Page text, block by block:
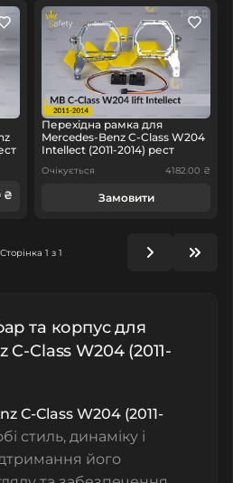
₴
Перехідна рамка для
Mercedes-Benz C-Class W204
Intellect (2011-2014) рест
Очікується 4182.00 ₴
Замовити
Сторінка 1 з 1
та корпус для
C-Class W204 (2011-
C-Class W204 (2011-
стиль, динаміку і
його